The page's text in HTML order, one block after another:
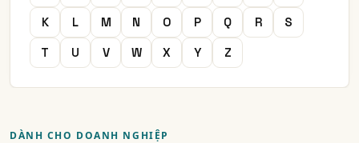
K
L M N O P Q R
S
T
U V W X Y Z
DÀNH CHO DOANH NGHIỆP